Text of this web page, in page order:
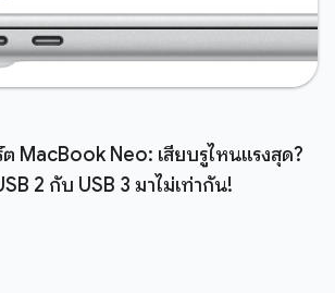
MacBook Neo: เสียบรูไหนแรงสุด?
2 กับ USB 3 มาไม่เท่ากัน!